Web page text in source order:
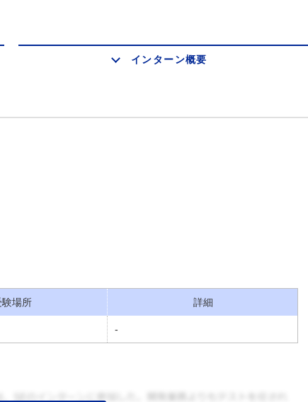
インターン概要
験場所 詳細
-